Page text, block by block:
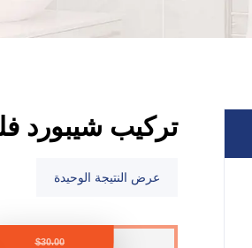
تركيب شيبورد
عرض النتيجة الوحيدة
$30.00